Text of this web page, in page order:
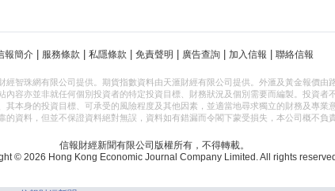
報簡介 服務條款 私隱條款 免責聲明 廣告查詢 加入信報 聯絡信報
經智珠網有限公司提供。期貨指數資料由天滙財經有限公司提供。外滙及黃金報價由
內容亦並非就任何個別投資者的特定投資目標、財務狀況及個別需要而編製。投資者
其本身的投資目標、可承受的風險程度及其他因素，並適當地尋求獨立的財務及專業
的資料，但並不保證資料絕對無誤，資料如有錯漏而令閣下蒙受損失，本公司概不負責
信報財經新聞有限公司版權所有，不得轉載。
© 2026 Hong Kong Economic Journal Company Limited. All rights